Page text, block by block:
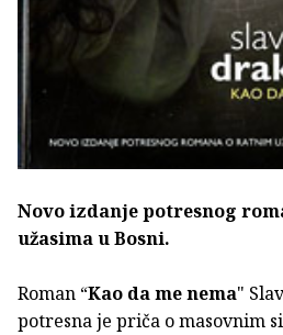
Novo izdanje potresnog
užasima u Bosni.
Roman “Kao da me nema"
potresna je priča o masovnim